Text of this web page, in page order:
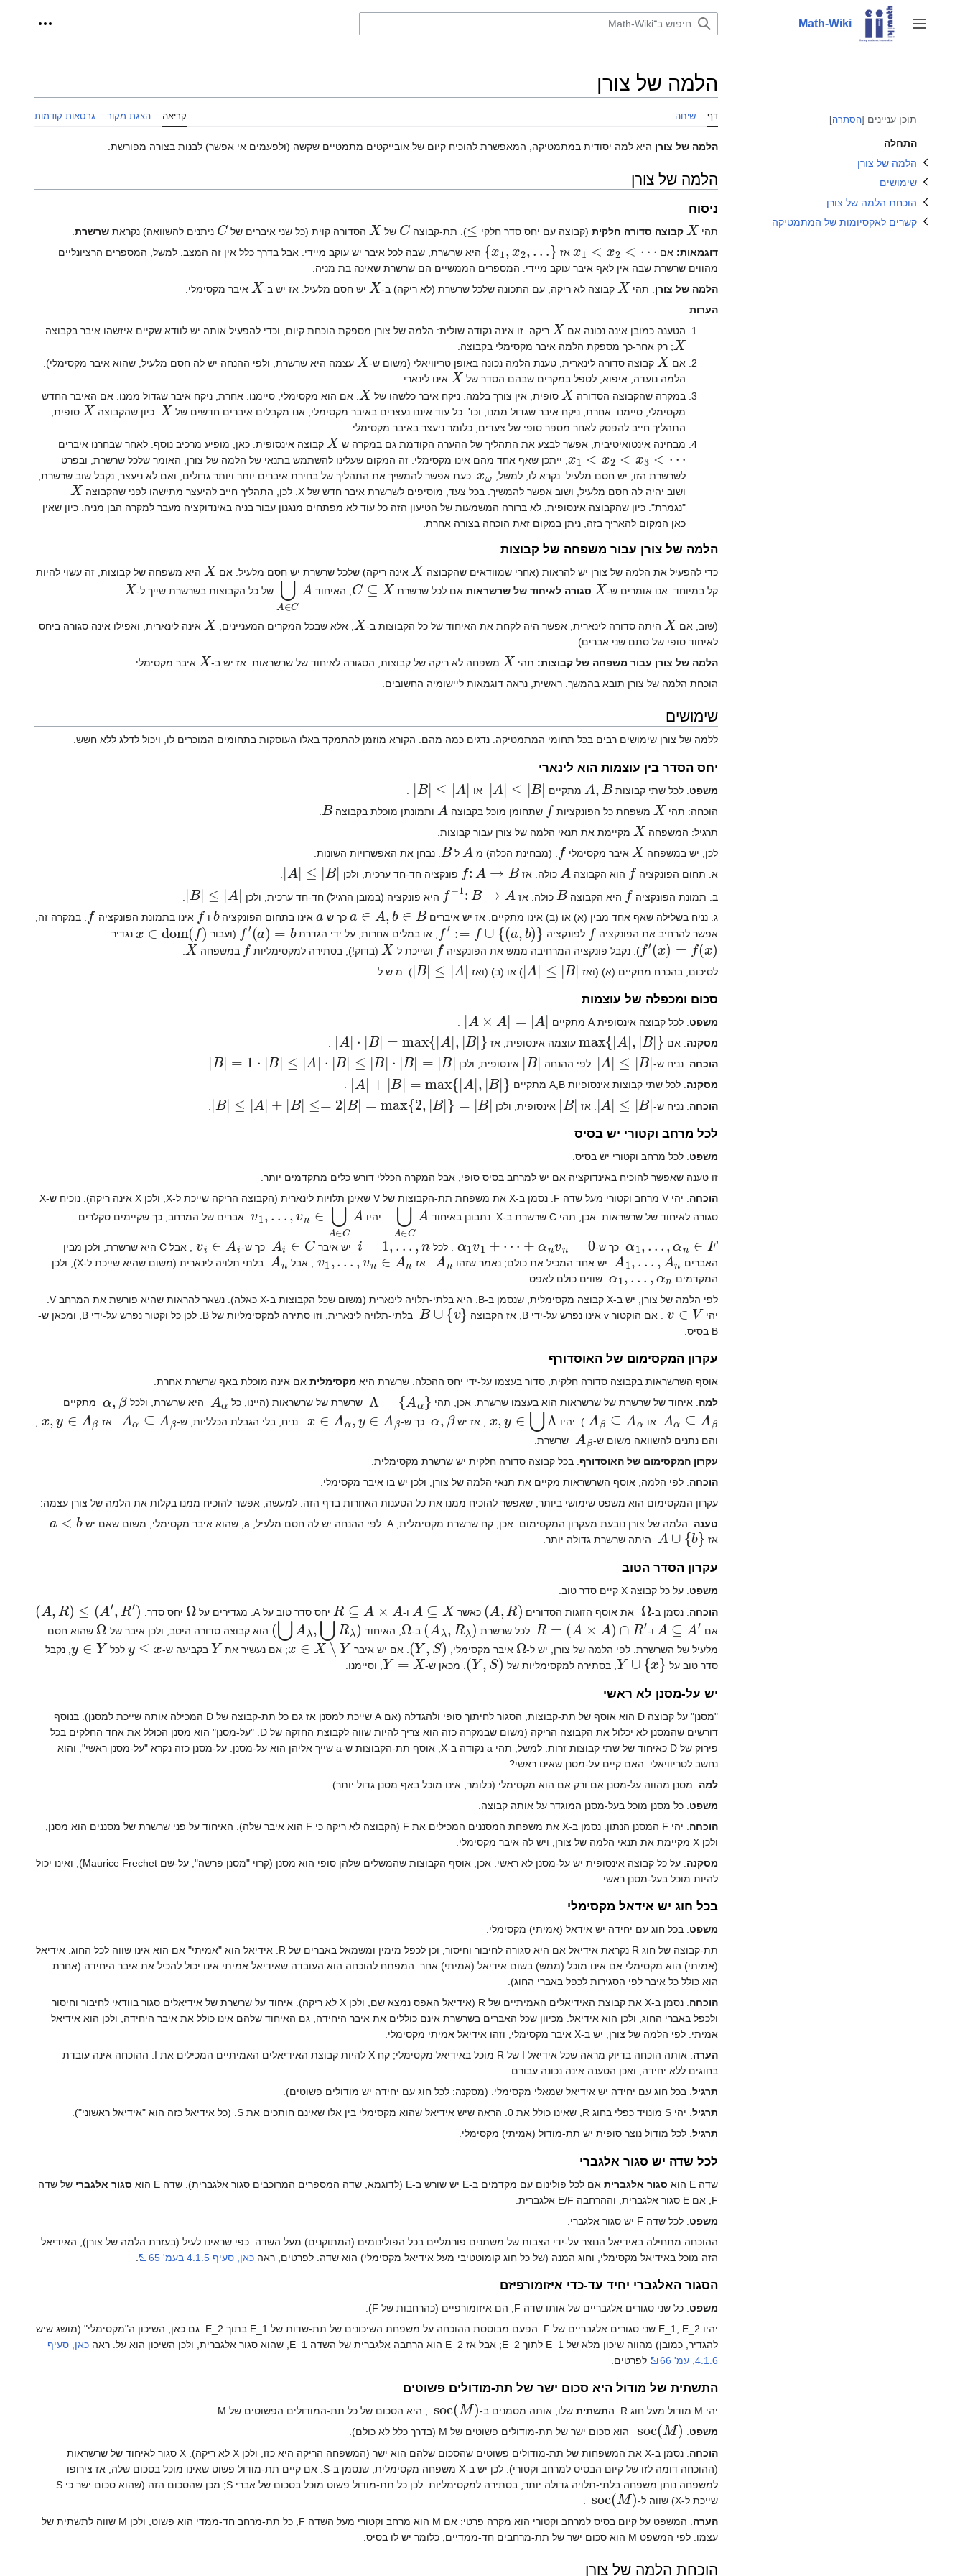
לתוכן
שינוי מצב סרגל צד
Math-Wiki כלים
תוכן עניינים הסתרה
התחלה
הלמה של צורן
שינוי מצב התת־פרק הלמה של צורן
שימושים
שינוי מצב התת־פרק שימושים
הוכחת הלמה של צורן
שינוי מצב התת־פרק הוכחת הלמה של צורן
קשרים לאקסיומות של המתמטיקה
שינוי מצב התת־פרק קשרים לאקסיומות של המתמטיקה הלמה של צורן
דף שיחה קריאה הצגת מקור גרסאות קודמות
הלמה של צורן היא למה יסודית במתמטיקה, המאפשרת להוכיח קיום של אובייקטים מתמטיים שקשה (ולפעמים אי אפשר) לבנות בצורה מפורשת.
הלמה של צורן
ניסוח
תהי
X
קבוצה סדורה חלקית (קבוצה עם יחס סדר חלקי
≤
). תת-קבוצה
C
של
X
הסדורה קוית (כל שני איברים של
C
ניתנים להשוואה) נקראתשרשרת
דוגמאות: אם אז
…
}
היא שרשרת, שבה לכל איבר יש עוקב מיידי. אבל בדרך כלל אין זה המצב. למשל, המספרים הרציונליים
מהווים שרשרת שבה אין לאף איבר עוקב מיידי. המספרים הממשיים הם שרשרת שאינה בת מניה.
הלמה של צורן . תהי
X
קבוצה לא ריקה, עם התכונה שלכל שרשרת (לא ריקה) ב-
X
יש חסם מלעיל. אז יש ב-
X
איבר מקסימלי.
הערות
הטענה כמובן אינה נכונה אם
X
ריקה. זו אינה נקודה שולית: הלמה של צורן מספקת הוכחת קיום, וכדי להפעיל אותה יש לוודא שקיים איזשהו איבר בקבוצה X
; רק אחר-כך מספקת הלמה איבר מקסימלי בקבוצה.
אם
X
קבוצה סדורה לינארית, טענת הלמה נכונה באופן טריוויאלי (משום ש-
X
עצמה היא שרשרת, ולפי ההנחה יש לה חסם מלעיל, שהוא איבר מקסימלי).
הלמה נועדה, איפוא, לטפל במקרים שבהם הסדר של
X
אינו לינארי.
במקרה שהקבוצה הסדורה
X
סופית, אין צורך בלמה: ניקח איבר כלשהו של
X
. אם הוא מקסימלי, סיימנו. אחרת, ניקח איבר שגדול ממנו. אם האיבר החדש
מקסימלי, סיימנו. אחרת, ניקח איבר שגדול ממנו, וכו'. כל עוד איננו נעצרים באיבר מקסימלי, אנו מקבלים איברים חדשים של
X
. כיון שהקבוצה
X
סופית,
התהליך חייב להפסק לאחר מספר סופי של צעדים, כלומר ניעצר באיבר מקסימלי.
מבחינה אינטואיטיבית, אפשר לבצע את התהליך של ההערה הקודמת גם במקרה ש
X
קבוצה אינסופית. כאן, מופיע מרכיב נוסף: לאחר שבחרנו איברים x1<x2<x3
<
⋯
, ייתכן שאף אחד מהם אינו מקסימלי. זה המקום שעלינו להשתמש בתנאי של הלמה של צורן, האומר שלכל שרשרת, ובפרט
לשרשרת הזו, יש חסם מלעיל. נקרא לו, למשל,
xω
. כעת אפשר להמשיך את התהליך של בחירת איברים יותר ויותר גדולים, ואם לא ניעצר, נקבל שוב שרשרת,
ושוב יהיה לה חסם מלעיל, ושוב אפשר להמשיך. בכל צעד, מוסיפים לשרשרת איבר חדש של X. לכן, התהליך חייב להיעצר מתישהו לפני שהקבוצה
X
"נגמרת". כיון שהקבוצה אינסופית, לא ברורה המשמעות של הטיעון הזה כל עוד לא מפתחים מנגנון עבור בניה באינדוקציה מעבר למקרה הבן מניה. כיון שאין
כאן המקום להאריך בזה, ניתן במקום זאת הוכחה בצורה אחרת.
הלמה של צורן עבור משפחה של קבוצות
כדי להפעיל את הלמה של צורן יש להראות (אחרי שמוודאים שהקבוצה
X
אינה ריקה) שלכל שרשרת יש חסם מלעיל. אם
X
היא משפחה של קבוצות, זה עשוי להיות
קל במיוחד. אנו אומרים ש-
X
סגורה לאיחוד של שרשראות אם לכל שרשרת
C⊆X
, האיחוד
A ∈ CA
של כל הקבוצות בשרשרת שייך ל-
X
.
(שוב, אם
X
היתה סדורה לינארית, אפשר היה לקחת את האיחוד של כל הקבוצות ב-
X
; אלא שבכל המקרים המעניינים,
X
אינה לינארית, ואפילו אינה סגורה ביחס
לאיחוד סופי של סתם שני אברים).
הלמה של צורן עבור משפחה של קבוצות: תהי
X
משפחה לא ריקה של קבוצות, הסגורה לאיחוד של שרשראות. אז יש ב-
X
איבר מקסימלי.
הוכחת הלמה של צורן תובא בהמשך. ראשית, נראה דוגמאות ליישומיה החשובים.
שימושים
ללמה של צורן שימושים רבים בכל תחומי המתמטיקה. נדגים כמה מהם. הקורא מוזמן להתמקד באלו העוסקות בתחומים המוכרים לו, ויכול לדלג ללא חשש.
יחס הסדר בין עוצמות הוא לינארי
משפט . לכל שתי קבוצות
A B
מתקיים
A | ≤ B
או
B|≤ A
הוכחה: תהי
X
משפחת כל הפונקציות שתחומן מוכל בקבוצה
A
ותמונתן מוכלת בקבוצה
B
תרגיל: המשפחה
X
מקיימת את תנאי הלמה של צורן עבור קבוצות.
לכן, יש במשפחה
X
איבר מקסימלי . (מבחינת הכלה) מ
A
ל
B
. נבחן את האפשרויות השונות:
א. תחום הפונקציה
הוא הקבוצה
A
כולה. אז
: →
פונקציה חד-חד ערכית, ולכן
|
A |≤ B
|
ב. תמונת הפונקציה
היא הקבוצה
B
כולה. אז
−1 B→ A
היא פונקציה (במובן הרגיל) חד-חד ערכית, ולכן
|
B|≤ A
|
ג. נניח בשלילה שאף אחד מבין (א) או (ב) אינו מתקיים. אז יש איברים
∈A ,b ∈ B
כך ש אינו בתחום הפונקציה
b
ו אינו בתמונת הפונקציה
f
. במקרה זה,
אפשר להרחיב את הפונקציה
f
לפונקציה
f′:=f ∪ {(a,b)}
, או במלים אחרות, על ידי הגדרת
f′(a) =b
(ועבור
x∈dom(f)
נגדיר
f′(x)=f (x
). נקבל פונקציה המרחיבה ממש את הפונקציה
f
ושייכת ל
X
(בדוק!), בסתירה למקסימליות
f
במשפחה
X
לסיכום, בהכרח מתקיים (א) (ואז
|
A |≤ B
|
) או (ב) (ואז
|
B|≤ A
|
). מ.ש.ל
סכום ומכפלה של עוצמות
משפט. לכל קבוצה אינסופית A מתקיים
A × =| A
.
מסקנה. אם
{|A| , B|}
עוצמה אינסופית, אז
|
A ⋅ |B =max B }
.
הוכחה. נניח ש-
|
A|≤ B
|
. לפי ההנחה
|
B
|
אינסופית, ולכן
|
B|= B ≤| A| B |≤| B |B|= |B
.
מסקנה. לכל שתי קבוצות אינסופיות A,B מתקיים
|
A +|B =max A| B|
.
הוכחה . נניח ש-
|
A |≤ B
|
. אז
|
B
|
אינסופית, ולכן
|
B|≤ A |+| B |≤=2| |= max{2, } | B
|
לכל מרחב וקטורי יש בסיס
משפט . לכל מרחב וקטורי יש בסיס.
זו טענה שאפשר להוכיח באינדוקציה אם יש למרחב בסיס סופי, אבל המקרה הכללי דורש כלים מתקדמים יותר.
הוכחה
. יהי V מרחב וקטורי מעל שדה F. נסמן ב-X את משפחת תת-הקבוצות של V שאינן תלויות לינארית (הקבוצה הריקה שייכת ל-X, ולכן X אינה ריקה). נוכיח ש-X
סגורה לאיחוד של שרשראות. אכן, תהי C שרשרת ב-X. נתבונן באיחוד
∈ C A
. יהיו
v1 ,
… A∈ C A
אברים של המרחב, כך שקיימים סקלרים
כך ש-
⋯ n
. לכל
= … ,n
יש איבר
i∈
כך ש-
; אבל C היא שרשרת, ולכן מבין
האברים
A1,… , A n
יש אחד המכיל את כולם; נאמר שזהו
An
. אז
1,… vn An
, אבל
An
בלתי תלויה לינארית (משום שהיא שייכת ל-X), ולכן
המקדמים
1,…, αn
שווים כולם לאפס.
יהי
v∈V
. אם הוקטור v אינו נפרש על-ידי B, אז הקבוצה
B∪{v}
בלתי-תלויה לינארית, וזו סתירה למקסימליות של B. לכן כל וקטור נפרש על-ידי B, ומכאן ש-
B בסיס.
עקרון המקסימום של האוסדורף
אוסף השרשראות בקבוצה סדורה חלקית, סדור בעצמו על-ידי יחס ההכלה. שרשרת היא מקסימלית אם אינה מוכלת באף שרשרת אחרת.
למה. איחוד של שרשרת של שרשראות הוא בעצמו שרשרת. אכן, תהי
Λ= α
שרשרת של שרשראות (היינו, כל
α
היא שרשרת, ולכל מתקיים
α ⊆A β
או
β ⊆A α
). יהיו
Λ
, אז יש
α
כך ש-
α,
. נניח, בלי הגבלת הכלליות, ש-
A α ⊆A β
. אז
Aβ
והם נתנים להשוואה משום ש-
β
שרשרת.
עקרון המקסימום של האוסדורף. בכל קבוצה סדורה חלקית יש שרשרת מקסימלית.
הוכחה. לפי הלמה, אוסף השרשראות מקיים את תנאי הלמה של צורן, ולכן יש בו איבר מקסימלי.
עקרון המקסימום הוא משפט שימושי ביותר, שאפשר להוכיח ממנו את כל הטענות האחרות בדף הזה. למעשה, אפשר להוכיח ממנו בקלות את הלמה של צורן עצמה:
טענה. הלמה של צורן נובעת מעקרון המקסימום. אכן, קח שרשרת מקסימלית, A. לפי ההנחה יש לה חסם מלעיל, a, שהוא איבר מקסימלי, משום שאם יש
b
אז
A ∪{b}
היתה שרשרת גדולה יותר.
עקרון הסדר הטוב
משפט . על כל קבוצה X קיים סדר טוב.
הוכחה . נסמן ב-
Ω
את אוסף הזוגות הסדורים
(
A R
)
כאשר
A ⊆X
ו-
R⊆A ×
יחס סדר טוב על A. מגדירים על
Ω
יחס סדר:
(
A, R
)
(
A R
′
)
אם
A ⊆A
ו-
R A × ∩ R
′
. לכל שרשרת
A Rλ
)
ב-
Ω
, האיחוד
(
⋃
A λ, ⋃ λ
)
הוא קבוצה סדורה היטב, ולכן איבר של
Ω
שהוא חסם
מלעיל של השרשרת. לפי הלמה של צורן, יש ל-
Ω
איבר מקסימלי,
(
Y,S
)
. אם יש איבר
x ∈X∖Y
; אם נעשיר את
Y
בקביעה ש-
x
לכל
Y
, נקבל
סדר טוב על
Y∪{x}
, בסתירה למקסימליות של
(
Y,S
)
. מכאן ש-
Y=X
, וסיימנו.
יש על-מסנן לא ראשי
"מסנן" על קבוצה D הוא אוסף של תת-קבוצות, הסגור לחיתוך סופי ולהגדלה (אם A שייכת למסנן אז גם כל תת-קבוצה של D המכילה אותה שייכת למסנן). בנוסף
דורשים שהמסנן לא יכלול את הקבוצה הריקה (משום שבמקרה כזה הוא צריך להיות שווה לקבוצת החזקה של D. "על-מסנן" הוא מסנן הכולל את אחד החלקים בכל
פירוק של D כאיחוד של שתי קבוצות זרות. למשל, תהי a נקודה ב-X; אוסף תת-הקבוצות ש-a שייך אליהן הוא על-מסנן. על-מסנן כזה נקרא "על-מסנן ראשי", והוא
נחשב לטריוויאלי. האם קיים על-מסנן שאינו ראשי?
למה . מסנן מהווה על-מסנן אם ורק אם הוא מקסימלי (כלומר, אינו מוכל באף מסנן גדול יותר).
משפט . כל מסנן מוכל בעל-מסנן המוגדר על אותה קבוצה.
הוכחה
. יהי F המסנן הנתון. נסמן ב-X את משפחת המסננים המכילים את F (הקבוצה לא ריקה כי F הוא איבר שלה). האיחוד על פני שרשרת של מסננים הוא מסנן,
ולכן X מקיימת את תנאי הלמה של צורן, ויש לה איבר מקסימלי.
מסקנה
. על כל קבוצה אינסופית יש על-מסנן לא ראשי. אכן, אוסף הקבוצות שהמשלים שלהן סופי הוא מסנן (קרוי "מסנן פרשה", על-שם Maurice Frechet), ואינו יכול
להיות מוכל בעל-מסנן ראשי.
בכל חוג יש אידאל מקסימלי
משפט . בכל חוג עם יחידה יש אידאל (אמיתי) מקסימלי.
תת-קבוצה של חוג R נקראת אידיאל אם היא סגורה לחיבור וחיסור, וכן לכפל מימין ומשמאל באברים של R. אידיאל הוא "אמיתי" אם הוא אינו שווה לכל החוג. אידיאל
(אמיתי) הוא מקסימלי אם אינו מוכל (ממש) בשום אידיאל (אמיתי) אחר. המפתח להוכחה הוא העובדה שאידיאל אמיתי אינו יכול להכיל את איבר היחידה (אחרת
הוא כולל כל איבר לפי הסגירות לכפל באברי החוג).
הוכחה
. נסמן ב-X את קבוצת האידיאלים האמיתיים של R (אידיאל האפס נמצא שם, ולכן X לא ריקה). איחוד על שרשרת של אידיאלים סגור בוודאי לחיבור וחיסור
ולכפל באברי החוג, ולכן הוא אידיאל. מכיוון שכל האברים בשרשרת אינם כוללים את איבר היחידה, גם האיחוד שלהם אינו כולל את איבר היחידה, ולכן הוא אידיאל
אמיתי. לפי הלמה של צורן, יש ב-X איבר מקסימלי, וזהו אידיאל אמיתי מקסימלי.
הערה
. אותה הוכחה בדיוק מראה שכל אידיאל I של R מוכל באידיאל מקסימלי; קח X להיות קבוצת האידיאלים האמיתיים המכילים את I. ההוכחה אינה עובדת
בחוגים ללא יחידה, ואכן הטענה אינה נכונה עבורם.
תרגיל . בכל חוג עם יחידה יש אידיאל שמאלי מקסימלי. (מסקנה: לכל חוג עם יחידה יש מודולים פשוטים).
תרגיל . יהי S מונויד כפלי בחוג R, שאינו כולל את 0. הראה שיש אידיאל שהוא מקסימלי בין אלו שאינם חותכים את S. (כל אידיאל כזה הוא "אידיאל ראשוני").
תרגיל . לכל מודול נוצר סופית יש תת-מודול (אמיתי) מקסימלי.
לכל שדה יש סגור אלגברי
שדה E הוא סגור אלגברית אם לכל פולינום עם מקדמים ב-E יש שורש ב-E (לדוגמא, שדה המספרים המרוכבים סגור אלגברית). שדה E הוא סגור אלגברי של שדה
F, אם E סגור אלגברית, וההרחבה E/F אלגברית.
משפט . לכל שדה F יש סגור אלגברי.
ההוכחה מתחילה באידיאל הנוצר על-ידי הצבות של משתנים פורמליים בכל הפולינומים (המתוקנים) מעל השדה. כפי שראינו לעיל (בעזרת הלמה של צורן), האידיאל
הזה מוכל באידיאל מקסימלי, וחוג המנה (של כל חוג קומוטטיבי מעל אידיאל מקסימלי) הוא שדה. לפרטים, ראה כאן, סעיף 4.1.5 בעמ' 65
הסגור האלגברי יחיד עד-כדי איזומורפיזם
משפט . כל שני סגורים אלגבריים של אותו שדה F, הם איזומורפיים (כהרחבות של F).
יהיו E_1, E_2 שני סגורים אלגבריים של F. הפעם מבוססת ההוכחה על משפחת השיכונים של תת-שדות של E_1 בתוך E_2. גם כאן, השיכון ה"מקסימלי" (מושג שיש
להגדיר, כמובן) מהווה שיכון מלא של E_1 לתוך E_2; אבל אז E_2 הוא הרחבה אלגברית של השדה E_1, שהוא סגור אלגברית, ולכן השיכון הוא על. ראה
כאן, סעיף
4.1.6, עמ' 66
לפרטים.
התשתית של מודול היא סכום ישר של תת-מודולים פשוטים
יהי M מודול מעל חוג R. ה תשתית שלו, אותה מסמנים ב-
(M )
, היא הסכום של כל תת-המודולים הפשוטים של M.
משפט.
(M )
הוא סכום ישר של תת-מודולים פשוטים של M (בדרך כלל לא כולם).
הוכחה
. נסמן ב-X את המשפחות של תת-מודולים פשוטים שהסכום שלהם הוא ישר (המשפחה הריקה היא כזו, ולכן X לא ריקה). X סגור לאיחוד של שרשראות
(ההוכחה דומה לזו של קיום הבסיס למרחב וקטורי). לכן יש ב-X משפחה מקסימלית, שנסמן ב-S. אם קיים תת-מודול פשוט שאינו מוכל בסכום שלה, אז צירופו
למשפחה נותן משפחה בלתי-תלויה גדולה יותר, בסתירה למקסימליות. לכן כל תת-מודול פשוט מוכל בסכום של אברי S; מכן שהסכום הזה (שהוא סכום ישר כי S
שייכת ל-X) שווה ל-
soc(M)
הערה
. המשפט על קיום בסיס למרחב וקטורי הוא מקרה פרטי: אם M הוא מרחב וקטורי מעל השדה F, כל תת-מרחב חד-ממדי הוא פשוט, ולכן M שווה לתשתית של
עצמו. לפי המשפט M הוא סכום ישר של תת-מרחבים חד-ממדיים, כלומר יש לו בסיס.
הוכחת הלמה של צורן